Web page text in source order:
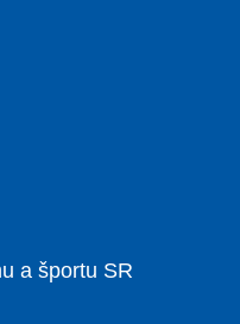
a športu SR